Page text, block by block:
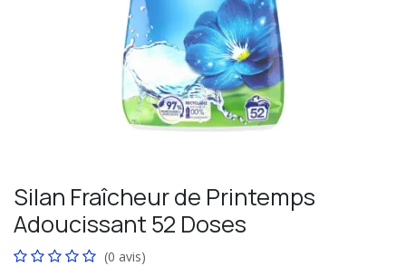
Silan Fraîcheur de Printemps
Adoucissant 52 Doses
(0 avis)